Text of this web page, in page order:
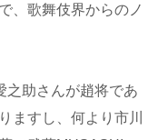
、歌舞伎界からのノ
之助さんが趙将であ
ますし、何より市川